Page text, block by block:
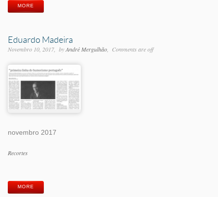
MORE
Eduardo Madeira
Novembro 10, 2017 byAndré Mergulhão Comments are off
novembro 2017
Categorias
Recortes
MORE